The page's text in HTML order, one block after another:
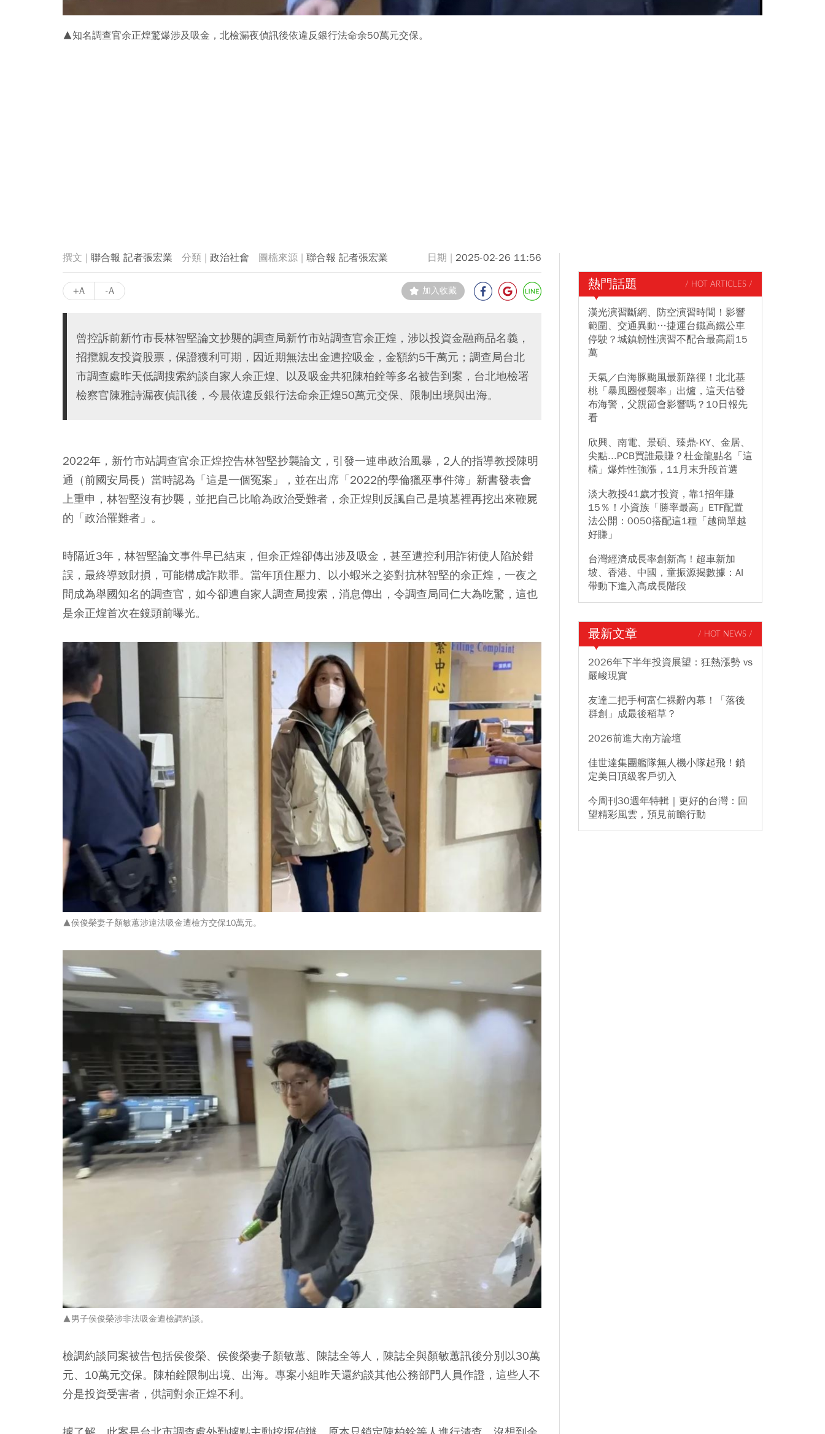
▲知名調查官余正煌驚爆涉及吸金，北檢漏夜偵訊後依違反銀行法命余50萬元交保。
聯合報 記者張宏業 政治社會 聯合報 記者張宏業 2025-02-26 11:56
+A -A 加入收藏
曾控訴前新竹市長林智堅論文抄襲的調查局新竹市站調查官余正煌，涉以投資金融商品名義，
招攬親友投資股票，保證獲利可期，因近期無法出金遭控吸金，金額約5千萬元；調查局台北
市調查處昨天低調搜索約談自家人余正煌、以及吸金共犯陳柏銓等多名被告到案，台北地檢署
檢察官陳雅詩漏夜偵訊後，今晨依違反銀行法命余正煌50萬元交保、限制出境與出海。
2022年，新竹市站調查官余正煌控告林智堅抄襲論文，引發一連串政治風暴，2人的指導教授陳明
通（前國安局長）當時認為「這是一個冤案」，並在出席「2022的學倫獵巫事件簿」新書發表會
上重申，林智堅沒有抄襲，並把自己比喻為政治受難者，余正煌則反諷自己是墳墓裡再挖出來鞭屍
的「政治罹難者」。
時隔近3年，林智堅論文事件早已結束，但余正煌卻傳出涉及吸金，甚至遭控利用詐術使人陷於錯
誤，最終導致財損，可能構成詐欺罪。當年頂住壓力、以小蝦米之姿對抗林智堅的余正煌，一夜之
間成為舉國知名的調查官，如今卻遭自家人調查局搜索，消息傳出，令調查局同仁大為吃驚，這也
是余正煌首次在鏡頭前曝光。
▲侯俊榮妻子顏敏蕙涉違法吸金遭檢方交保10萬元。
▲男子侯俊榮涉非法吸金遭檢調約談。
檢調約談同案被告包括侯俊榮、侯俊榮妻子顏敏蕙、陳誌全等人，陳誌全與顏敏蕙訊後分別以30萬
元、10萬元交保。陳柏銓限制出境、出海。專案小組昨天還約談其他公務部門人員作證，這些人不
分是投資受害者，供詞對余正煌不利。
熱門話題 / HOT ARTICLES /
漢光演習斷網、防空演習時間！影響
範圍、交通異動…捷運台鐵高鐵公車
停駛？城鎮韌性演習不配合最高罰15
萬
天氣／白海豚颱風最新路徑！北北基
桃「暴風圈侵襲率」出爐，這天估發
布海警，父親節會影響嗎？10日報先
看
欣興、南電、景碩、臻鼎-KY、金居、
尖點...PCB買誰最賺？杜金龍點名「這
檔」爆炸性強漲，11月末升段首選
淡大教授41歲才投資，靠1招年賺
15％！小資族「勝率最高」ETF配置
法公開：0050搭配這1種「越簡單越
好賺」
台灣經濟成長率創新高！超車新加
坡、香港、中國，童振源揭數據：AI
帶動下進入高成長階段
最新文章 / HOT NEWS /
2026年下半年投資展望：狂熱漲勢 vs
嚴峻現實
友達二把手柯富仁裸辭內幕！「落後
群創」成最後稻草？
2026前進大南方論壇
佳世達集團艦隊無人機小隊起飛！鎖
定美日頂級客戶切入
今周刊30週年特輯｜更好的台灣：回
望精彩風雲，預見前瞻行動